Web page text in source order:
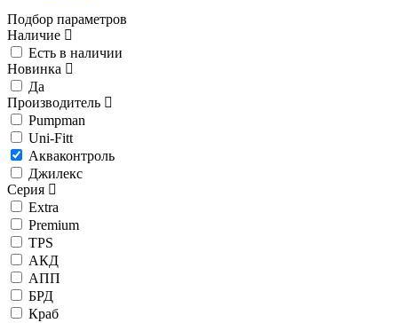
Подбор параметров
Наличие
Есть в наличии
Новинка
Да
Производитель
Pumpman
Uni-Fitt
Акваконтроль
Джилекс
Серия
Extra
Premium
TPS
АКД
АПП
БРД
Краб